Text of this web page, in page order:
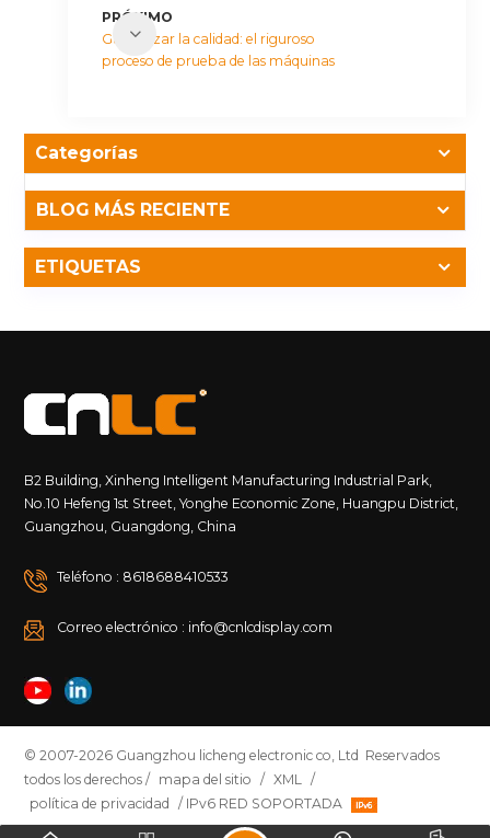
PRÓXIMO
Garantizar la calidad: el riguroso
proceso de prueba de las máquinas
Categorías
BLOG MÁS RECIENTE
ETIQUETAS
B2 Building, Xinheng Intelligent Manufacturing Industrial Park,
No.10 Hefeng 1st Street, Yonghe Economic Zone, Huangpu District,
Guangzhou, Guangdong, China
Teléfono : 8618688410533
Correo electrónico : info@cnlcdisplay.com
© 2007-2026 Guangzhou licheng electronic co, Ltd Reservados
todos los derechos / mapa del sitio / XML /
política de privacidad
/ IPv6 RED SOPORTADA